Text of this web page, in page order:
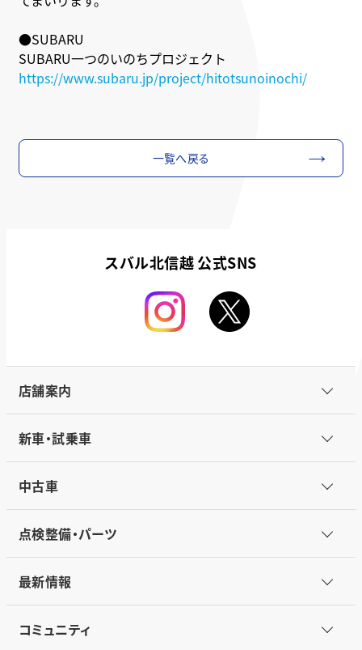
●SUBARU
SUBARU一つのいのちプロジェクト
https://www.subaru.jp/project/hitotsunoinochi/
一覧へ戻る
スバル北信越 公式SNS
店舗案内
新車・試乗車
中古車
点検整備・パーツ
最新情報
コミュニティ